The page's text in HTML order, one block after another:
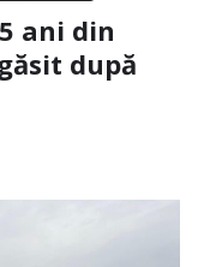
ani din
după